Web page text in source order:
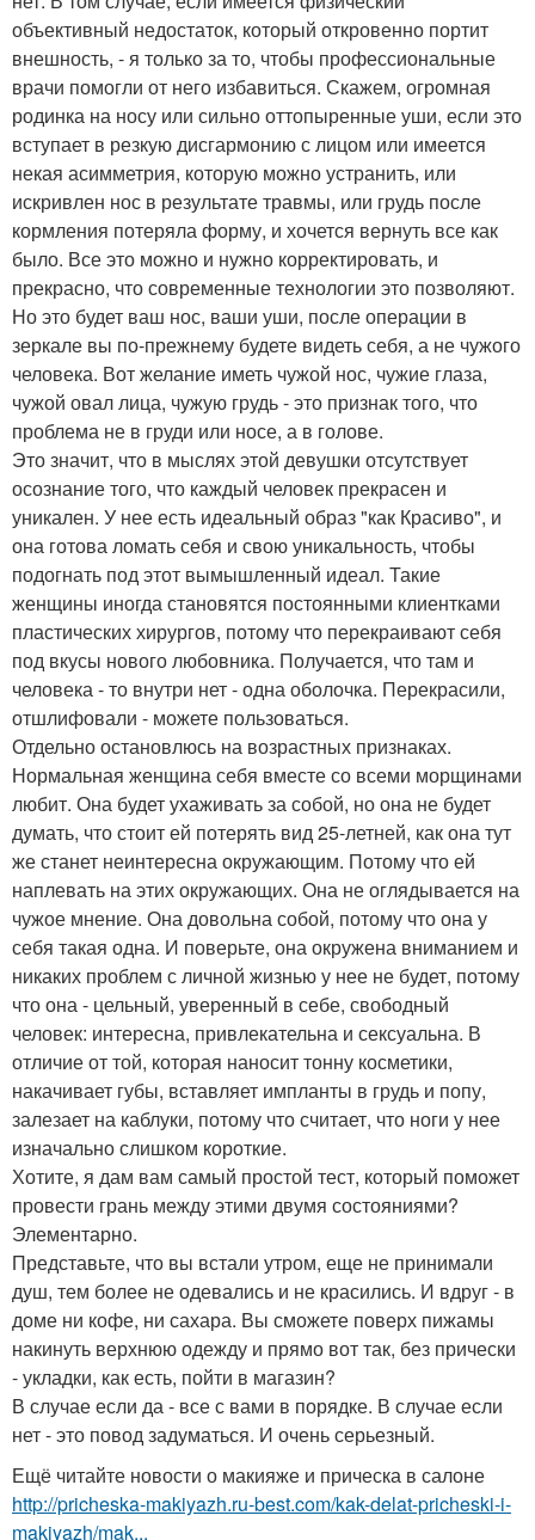
объективный недостаток, который откровенно портит
внешность, - я только за то, чтобы профессиональные
врачи помогли от него избавиться. Скажем, огромная
родинка на носу или сильно оттопыренные уши, если это
вступает в резкую дисгармонию с лицом или имеется
некая асимметрия, которую можно устранить, или
искривлен нос в результате травмы, или грудь после
кормления потеряла форму, и хочется вернуть все как
было. Все это можно и нужно корректировать, и
прекрасно, что современные технологии это позволяют.
Но это будет ваш нос, ваши уши, после операции в
зеркале вы по-прежнему будете видеть себя, а не чужого
человека. Вот желание иметь чужой нос, чужие глаза,
чужой овал лица, чужую грудь - это признак того, что
проблема не в груди или носе, а в голове.
Это значит, что в мыслях этой девушки отсутствует
осознание того, что каждый человек прекрасен и
уникален. У нее есть идеальный образ "как Красиво", и
она готова ломать себя и свою уникальность, чтобы
подогнать под этот вымышленный идеал. Такие
женщины иногда становятся постоянными клиентками
пластических хирургов, потому что перекраивают себя
под вкусы нового любовника. Получается, что там и
человека - то внутри нет - одна оболочка. Перекрасили,
отшлифовали - можете пользоваться.
Отдельно остановлюсь на возрастных признаках.
Нормальная женщина себя вместе со всеми морщинами
любит. Она будет ухаживать за собой, но она не будет
думать, что стоит ей потерять вид 25-летней, как она тут
же станет неинтересна окружающим. Потому что ей
наплевать на этих окружающих. Она не оглядывается на
чужое мнение. Она довольна собой, потому что она у
себя такая одна. И поверьте, она окружена вниманием и
никаких проблем с личной жизнью у нее не будет, потому
что она - цельный, уверенный в себе, свободный
человек: интересна, привлекательна и сексуальна. В
отличие от той, которая наносит тонну косметики,
накачивает губы, вставляет импланты в грудь и попу,
залезает на каблуки, потому что считает, что ноги у нее
изначально слишком короткие.
Хотите, я дам вам самый простой тест, который поможет
провести грань между этими двумя состояниями?
Элементарно.
Представьте, что вы встали утром, еще не принимали
душ, тем более не одевались и не красились. И вдруг - в
доме ни кофе, ни сахара. Вы сможете поверх пижамы
накинуть верхнюю одежду и прямо вот так, без прически
- укладки, как есть, пойти в магазин?
В случае если да - все с вами в порядке. В случае если
нет - это повод задуматься. И очень серьезный.
Ещё читайте новости о макияже и прическа в салоне
http://pricheska-makiyazh.ru-best.com/kak-delat-pricheski-i-
makiyazh/mak...